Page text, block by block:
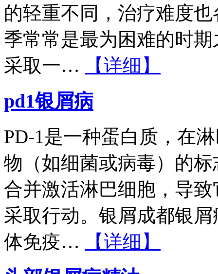
的轻重不同，治疗难度
季常常是最为困难的时
采取一…
【详细】
pd1银屑病
PD-1是一种蛋白质，在
物（如细菌或病毒）的
合并激活淋巴细胞，导
采取行动。银屑成都银
体免疫…
【详细】